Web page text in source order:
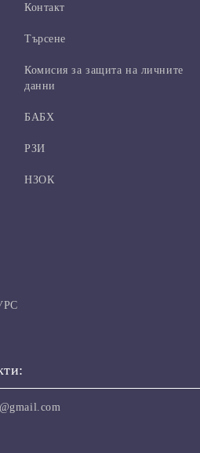
Контакт
Търсене
Комисия за защита на личните
данни
БАБХ
РЗИ
НЗОК